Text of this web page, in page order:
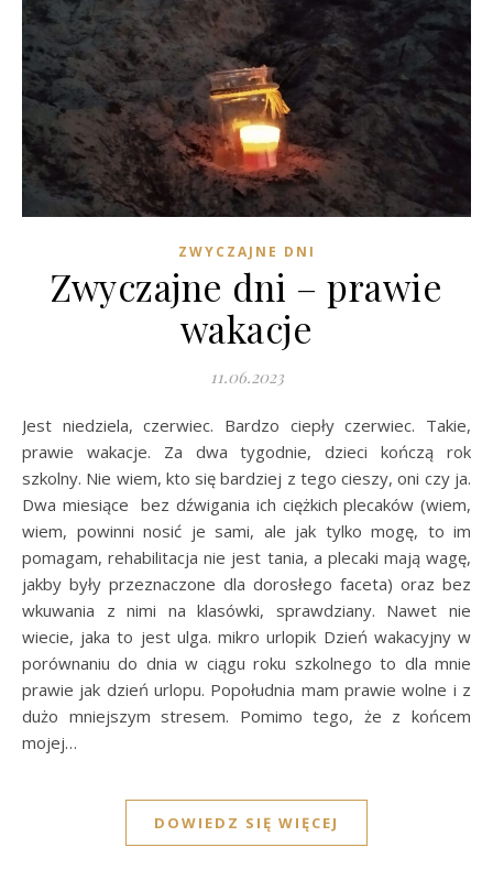
ZWYCZAJNE DNI
Zwyczajne dni – prawie
wakacje
11.06.2023
Jest niedziela, czerwiec. Bardzo ciepły czerwiec. Takie,
prawie wakacje. Za dwa tygodnie, dzieci kończą rok
szkolny. Nie wiem, kto się bardziej z tego cieszy, oni czy ja.
Dwa miesiące bez dźwigania ich ciężkich plecaków (wiem,
wiem, powinni nosić je sami, ale jak tylko mogę, to im
pomagam, rehabilitacja nie jest tania, a plecaki mają wagę,
jakby były przeznaczone dla dorosłego faceta) oraz bez
wkuwania z nimi na klasówki, sprawdziany. Nawet nie
wiecie, jaka to jest ulga. mikro urlopik Dzień wakacyjny w
porównaniu do dnia w ciągu roku szkolnego to dla mnie
prawie jak dzień urlopu. Popołudnia mam prawie wolne i z
dużo mniejszym stresem. Pomimo tego, że z końcem
mojej…
DOWIEDZ SIĘ WIĘCEJ